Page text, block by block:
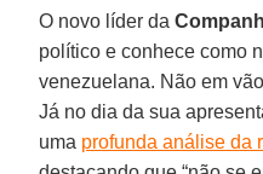
O novo líder da
político e conhece como
venezuelana. Não em
Já no dia da sua
uma profunda análise da